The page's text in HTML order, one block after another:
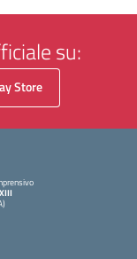
su:
Store